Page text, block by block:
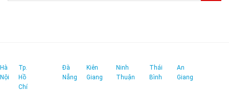
Hà
Nội
Tp.
Hồ
Chí
Đà
Nẵng
Kiên
Giang
Ninh
Thuận
Thái
Bình
An
Giang